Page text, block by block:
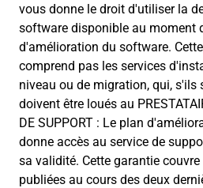
vous donne le droit d'utiliser la
software disponible au moment
d'amélioration du software.
comprend pas les services
niveau ou de migration, qui, s'ils
doivent être loués au
DE SUPPORT : Le plan
donne accès au service de
sa validité. Cette garantie
publiées au cours des deux